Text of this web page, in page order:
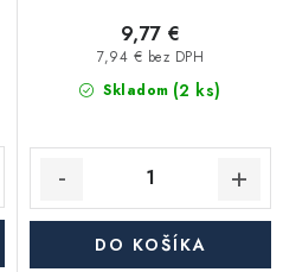
Skladom (2 ks)
7,94 € bez DPH
9,77 €
DO KOŠÍKA